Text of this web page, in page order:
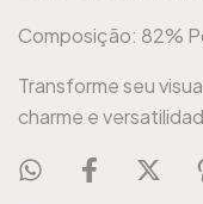
Composição: 82%
Transforme seu
charme e